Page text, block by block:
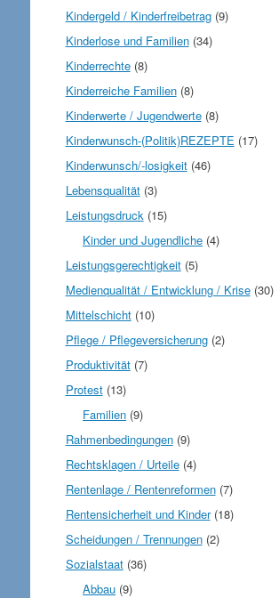
Kindergeld / Kinderfreibetrag(9)
Kinderlose und Familien(34)
Kinderrechte(8)
Kinderreiche Familien(8)
Kinderwerte / Jugendwerte(8)
Kinderwunsch-(Politik)REZEPTE (17)
Kinderwunsch/-losigkeit(46)
Lebensqualität(3)
Leistungsdruck(15)
Kinder und Jugendliche (4)
Leistungsgerechtigkeit(5)
Medienqualität / Entwicklung / Krise(30)
Mittelschicht(10)
Pflege / Pflegeversicherung(2)
Produktivität(7)
Protest(13)
Familien (9)
Rahmenbedingungen(9)
Rechtsklagen / Urteile(4)
Rentenlage / Rentenreformen(7)
Rentensicherheit und Kinder(18)
Scheidungen / Trennungen(2)
Sozialstaat(36)
Abbau (9)